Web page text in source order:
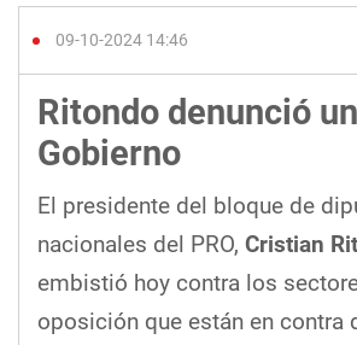
09-10-2024 14:46
Ritondo denunció
Gobierno
El presidente del bloque de
nacionales del PRO, Cristian
embistió hoy contra los
oposición que están en contra